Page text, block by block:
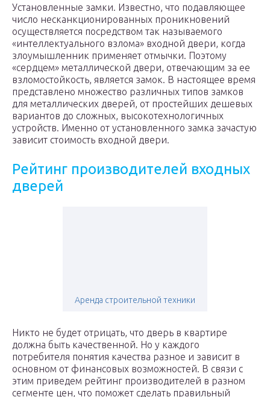
Установленные замки. Известно, что подавляющее
число несканкционированных проникновений
осуществляется посредством так называемого
«интеллектуального взлома» входной двери, когда
злоумышленник применяет отмычки. Поэтому
«сердцем» металлической двери, отвечающим за ее
взломостойкость, является замок. В настоящее время
представлено множество различных типов замков
для металлических дверей, от простейших дешевых
вариантов до сложных, высокотехнологичных
устройств. Именно от установленного замка зачастую
зависит стоимость входной двери.
Рейтинг производителей входных
дверей
Аренда строительной техники
Никто не будет отрицать, что дверь в квартире
должна быть качественной. Но у каждого
потребителя понятия качества разное и зависит в
основном от финансовых возможностей. В связи с
этим приведем рейтинг производителей в разном
сегменте цен, что поможет сделать правильный